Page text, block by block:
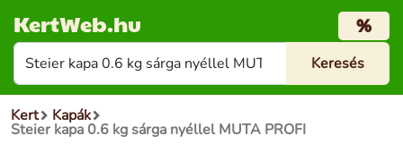
KertWeb.hu %
Kert Kapák
Steier kapa 0.6 kg sárga nyéllel MUTA PROFI